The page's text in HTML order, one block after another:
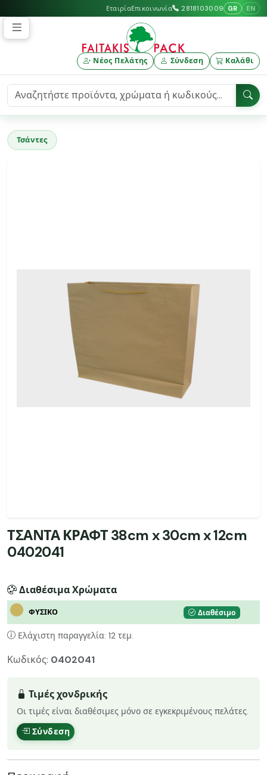
ΕταιρίαΕπικοινωνία 2818103009 GR EN
Νέος Πελάτης Σύνδεση Καλάθι
Τσάντες
ΤΣΑΝΤΑ ΚΡΑΦΤ 38cm x 30cm x 12cm
0402041
Διαθέσιμα Χρώματα
ΦΥΣΙΚΟ Διαθέσιμο
Ελάχιστη παραγγελία: 12 τεμ.
Κωδικός: 0402041
Τιμές χονδρικής
Οι τιμές είναι διαθέσιμες μόνο σε εγκεκριμένους πελάτες.
Σύνδεση